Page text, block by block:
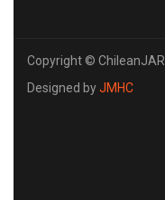
Copyright © ChileanJAR
Designed byJMHC